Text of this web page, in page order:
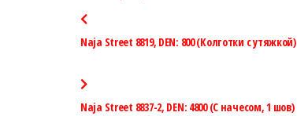
Naja Street 8819, DEN: 800 (Колготки с утяжкой)
Naja Street 8837-2, DEN: 4800 (C начесом, 1 шов)